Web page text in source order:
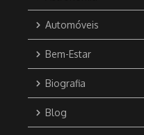
Automóveis
Bem-Estar
Biografia
Blog